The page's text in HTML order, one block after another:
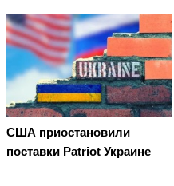
США приостановили
поставки Patriot Украине